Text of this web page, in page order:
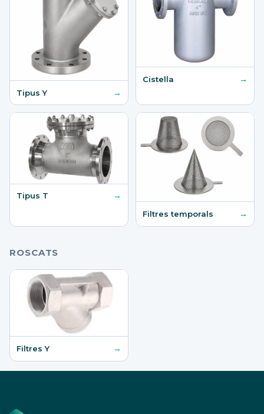
Tipus Y →
Cistella →
Tipus T →
Filtres temporals →
ROSCATS
Filtres Y →